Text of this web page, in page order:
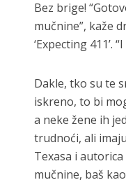
Bez brige!
mučnine”, kaže
‘Expecting
Dakle, tko su te
iskreno, to bi
a neke žene ih
trudnoći, ali
Texasa i autorica
mučnine, baš